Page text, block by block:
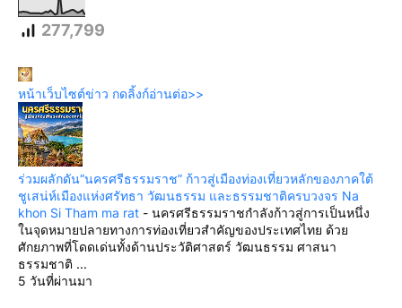
277,799
หน้าเว็บไซต์ข่าว กดลิ้งก์อ่านต่อ>>
ร่วมผลักดัน“นครศรีธรรมราช” ก้าวสู่เมืองท่องเที่ยวหลักของภาคใต้
ชูเสน่ห์เมืองแห่งศรัทธา วัฒนธรรม และธรรมชาติครบวงจร Na
khon Si Tham ma rat - นครศรีธรรมราชกำลังก้าวสู่การเป็นหนึ่ง
ในจุดหมายปลายทางการท่องเที่ยวสำคัญของประเทศไทย ด้วย
ศักยภาพที่โดดเด่นทั้งด้านประวัติศาสตร์ วัฒนธรรม ศาสนา
ธรรมชาติ ...
5 วันที่ผ่านมา